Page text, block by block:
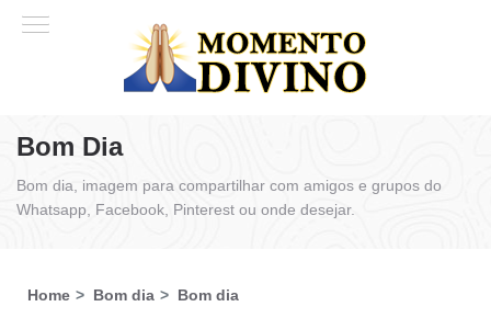
Bom Dia
Bom dia, imagem para compartilhar com amigos e grupos do
Whatsapp, Facebook, Pinterest ou onde desejar.
Home Bom dia Bom dia